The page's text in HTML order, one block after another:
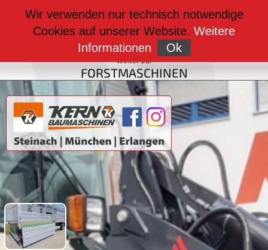
BAUMASCHINEN
weiter zu:
FAHRZEUGBAU
weiter zu:
FORSTMASCHINEN
Wir verwenden nur technisch notwendige
Cookies auf unserer Website. Weitere
Informationen
Ok